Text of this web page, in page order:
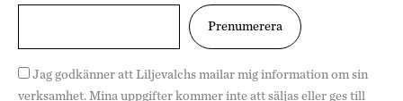
Jag godkänner att Liljevalchs mailar mig information om sin
verksamhet. Mina uppgifter kommer inte att säljas eller ges till